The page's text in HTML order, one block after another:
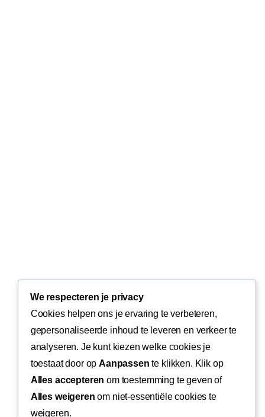
We respecteren je privacy
Cookies helpen ons je ervaring te verbeteren,
gepersonaliseerde inhoud te leveren en verkeer te
analyseren. Je kunt kiezen welke cookies je
toestaat door opAanpassen te klikken. Klik op
Alles accepteren om toestemming te geven of
Alles weigeren om niet-essentiële cookies te
weigeren.